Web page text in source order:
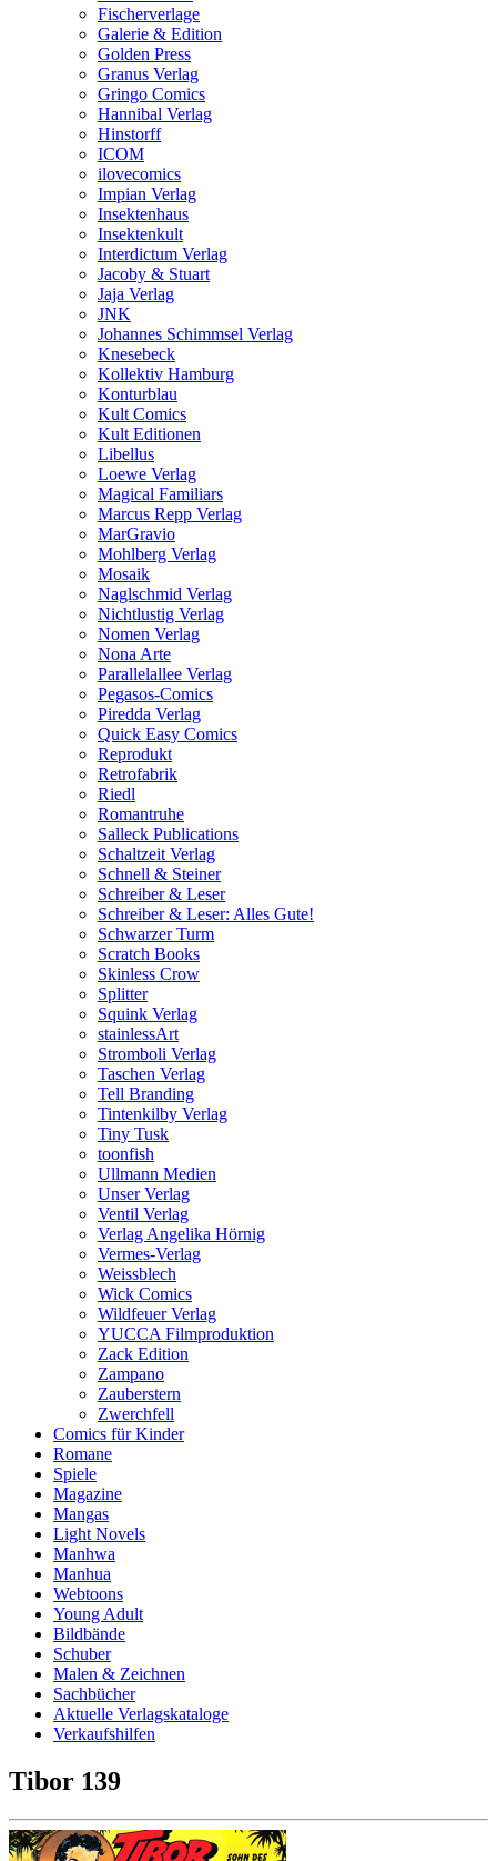
Fischerverlage
Galerie & Edition
Golden Press
Granus Verlag
Gringo Comics
Hannibal Verlag
Hinstorff
ICOM
ilovecomics
Impian Verlag
Insektenhaus
Insektenkult
Interdictum Verlag
Jacoby & Stuart
Jaja Verlag
JNK
Johannes Schimmsel Verlag
Knesebeck
Kollektiv Hamburg
Konturblau
Kult Comics
Kult Editionen
Libellus
Loewe Verlag
Magical Familiars
Marcus Repp Verlag
MarGravio
Mohlberg Verlag
Mosaik
Naglschmid Verlag
Nichtlustig Verlag
Nomen Verlag
Nona Arte
Parallelallee Verlag
Pegasos-Comics
Piredda Verlag
Quick Easy Comics
Reprodukt
Retrofabrik
Riedl
Romantruhe
Salleck Publications
Schaltzeit Verlag
Schnell & Steiner
Schreiber & Leser
Schreiber & Leser: Alles Gute!
Schwarzer Turm
Scratch Books
Skinless Crow
Splitter
Squink Verlag
stainlessArt
Stromboli Verlag
Taschen Verlag
Tell Branding
Tintenkilby Verlag
Tiny Tusk
toonfish
Ullmann Medien
Unser Verlag
Ventil Verlag
Verlag Angelika Hörnig
Vermes-Verlag
Weissblech
Wick Comics
Wildfeuer Verlag
YUCCA Filmproduktion
Zack Edition
Zampano
Zauberstern
Zwerchfell
Comics für Kinder
Romane
Spiele
Magazine
Mangas
Light Novels
Manhwa
Manhua
Webtoons
Young Adult
Bildbände
Schuber
Malen & Zeichnen
Sachbücher
Aktuelle Verlagskataloge
Verkaufshilfen
Tibor 139